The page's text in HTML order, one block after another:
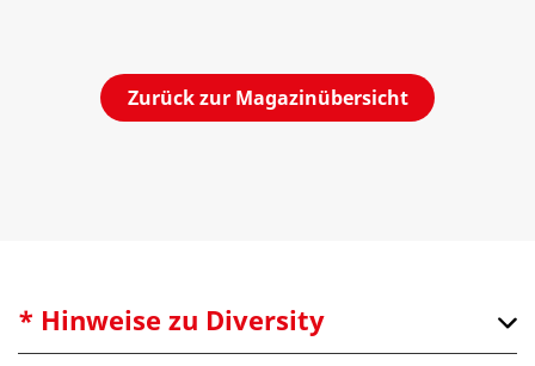
Zurück zur Magazinübersicht
* Hinweise zu Diversity